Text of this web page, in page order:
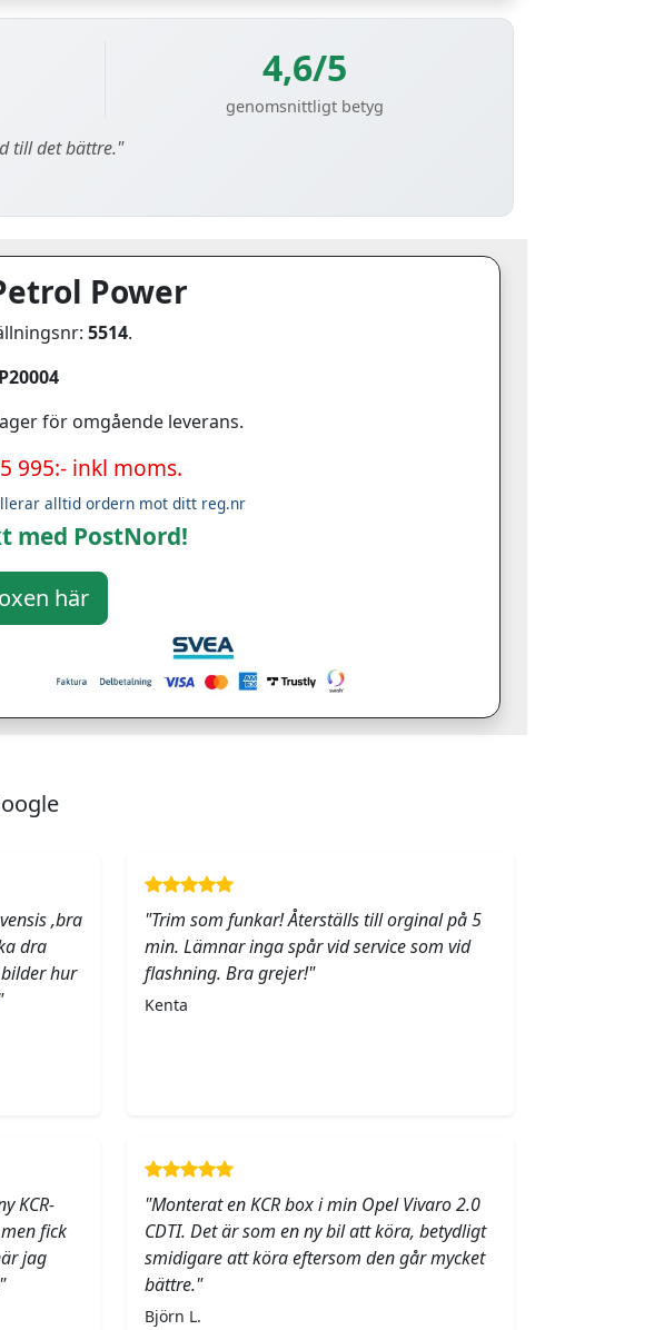
4,6/5
genomsnittligt betyg
till det bättre."
Power
5514.
P20004
för omgående leverans.
995:- inkl moms.
alltid ordern mot ditt reg.nr
med PostNord!
,bra
dra
hur
"Trim som funkar! Återställs till orginal på 5
min. Lämnar inga spår vid service som vid
flashning. Bra grejer!"
Kenta
KCR-
fick
jag
"Monterat en KCR box i min Opel Vivaro 2.0
CDTI. Det är som en ny bil att köra, betydligt
smidigare att köra eftersom den går mycket
bättre."
Björn L.